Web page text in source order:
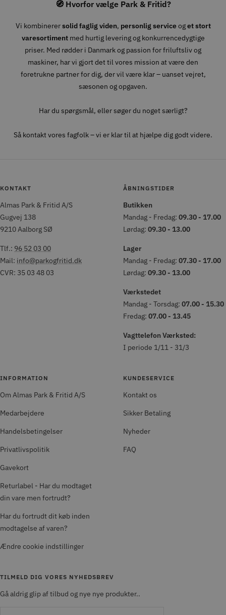
🧭 Hvorfor vælge Park & Fritid?
Vi kombinerersolid faglig viden, personlig serviceoget stort
varesortimentmed hurtig levering og konkurrencedygtige
priser. Med rødder i Danmark og passion for friluftsliv og
maskiner, har vi gjort det til vores mission at være den
foretrukne partner for dig, der vil være klar – uanset vejret,
sæsonen og opgaven.
Har du spørgsmål, eller søger du noget særligt?
Så kontakt vores fagfolk – vi er klar til at hjælpe dig godt videre.
KONTAKT
Almas Park & Fritid A/S
Gugvej 138
9210 Aalborg SØ
Tlf.: 96 52 03 00
Mail: info@parkogfritid.dk
CVR: 35 03 48 03
ÅBNINGSTIDER
Butikken
Mandag - Fredag: 09.30 - 17.00
Lørdag: 09.30 - 13.00
Lager
Mandag - Fredag: 07.30 - 17.00
Lørdag: 09.30 - 13.00
Værkstedet
Mandag - Torsdag: 07.00 - 15.30
Fredag: 07.00 - 13.45
Vagttelefon Værksted:
I periode 1/11 - 31/3
INFORMATION
Om Almas Park & Fritid A/S
Medarbejdere
Handelsbetingelser
Privatlivspolitik
Gavekort
Returlabel - Har du modtaget
din vare men fortrudt?
Har du fortrudt dit køb inden
modtagelse af varen?
Ændre cookie indstillinger
KUNDESERVICE
Kontakt os
Sikker Betaling
Nyheder
FAQ
TILMELD DIG VORES NYHEDSBREV
Gå aldrig glip af tilbud og nye nye produkter..